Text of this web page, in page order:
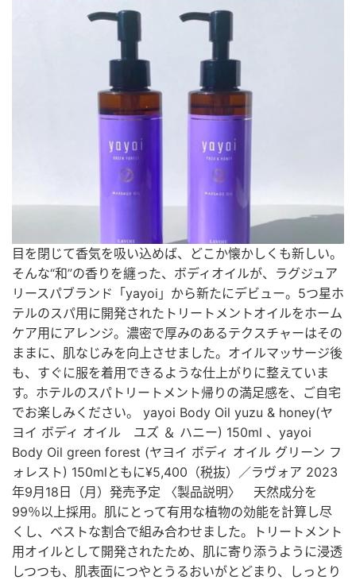
目を閉じて香気を吸い込めば、どこか懐かしくも新しい。
そんな“和”の香りを纏った、ボディオイルが、ラグジュア
リースパブランド「yayoi」から新たにデビュー。5つ星ホ
テルのスパ用に開発されたトリートメントオイルをホーム
ケア用にアレンジ。濃密で厚みのあるテクスチャーはその
ままに、肌なじみを向上させました。オイルマッサージ後
も、すぐに服を着用できるような仕上がりに整えていま
す。ホテルのスパトリートメント帰りの満足感を、ご自宅
でお楽しみください。 yayoi Body Oil yuzu & honey(ヤ
ヨイ ボディ オイル ユズ ＆ ハニー) 150ml 、yayoi
Body Oil green forest (ヤヨイ ボディ オイル グリーン フ
ォレスト) 150mlともに¥5,400（税抜）／ラヴォア 2023
年9月18日（月）発売予定 〈製品説明〉 天然成分を
99％以上採用。肌にとって有用な植物の効能を計算し尽
くし、ベストな割合で組み合わせました。トリートメント
用オイルとして開発されたため、肌に寄り添うように浸透
しつつも、肌表面につやとうるおいがとどまり、しっとり